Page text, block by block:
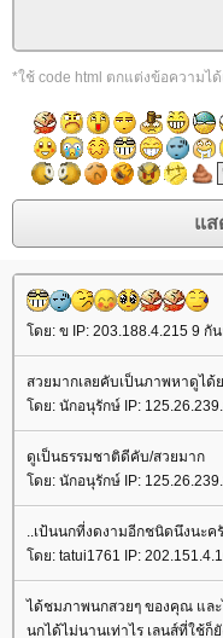
*ใช้ code html ตกแต่งข้อความไ
ดย: ข IP: 203.188.4.215 9 กั
สวยมากเลยคับเป็นภาพหาดูได้
ดย: นักอนุรักษ์ IP:
ดูเป็นธรรมชาติดีคับ/สวยมาก
ดย: นักอนุรักษ์ IP:
..เป้นนกที่งดงามอีกชนิดนึงนะ
ดย: tatui1761 IP:
ได้ชมภาพนกสวยๆ ของคุณ แล
นกได้ไม่นานเท่าไร เลนส์ที่ใช้ก็